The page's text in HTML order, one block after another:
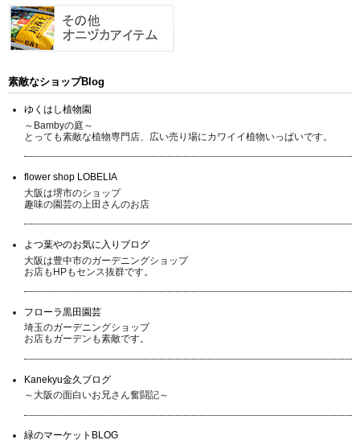
素敵なショップBlog
ゆくはし植物園
～Bambyの庭～
とっても素敵な植物専門店、広い売り場にカワイイ植物いっぱいです。
flower shop LOBELIA
大阪は堺市のショップ
趣味の園芸の上田さんのお店
よつ葉やのお気に入りブログ
大阪は豊中市のガーデニングショップ
お店もHPもセンス抜群です。
フローラ黒田園芸
埼玉のガーデニングショップ
お店もガーデンも素敵です。
Kanekyu金久ブログ
～大阪の面白いお兄さん奮闘記～
緑のマーケットBLOG